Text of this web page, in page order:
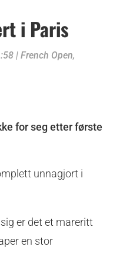
i Paris
| French Open,
for seg etter første
unnagjort i
er det et mareritt
en stor